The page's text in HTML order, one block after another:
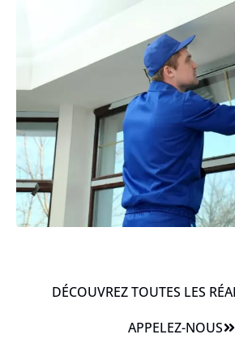
DÉCOUVREZ TOUTES LES
APPELEZ-NOUS